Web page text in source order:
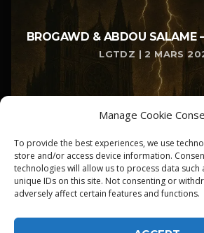
Manage Cookie
To provide the best experiences, we use
store and/or access device information.
technologies will allow us to process data
unique IDs on this site. Not consenting or
adversely affect certain features and functions.
BROGAWD & ABDOU SALAME
LGTDZ | 2 MARS